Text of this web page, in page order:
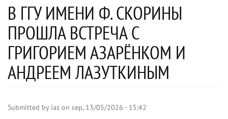
В ГГУ ИМЕНИ Ф. СКОРИНЫ
ПРОШЛА ВСТРЕЧА С
ГРИГОРИЕМ АЗАРЁНКОМ И
АНДРЕЕМ ЛАЗУТКИНЫМ
Submitted by ias on сер, 13/05/2026 - 15:42